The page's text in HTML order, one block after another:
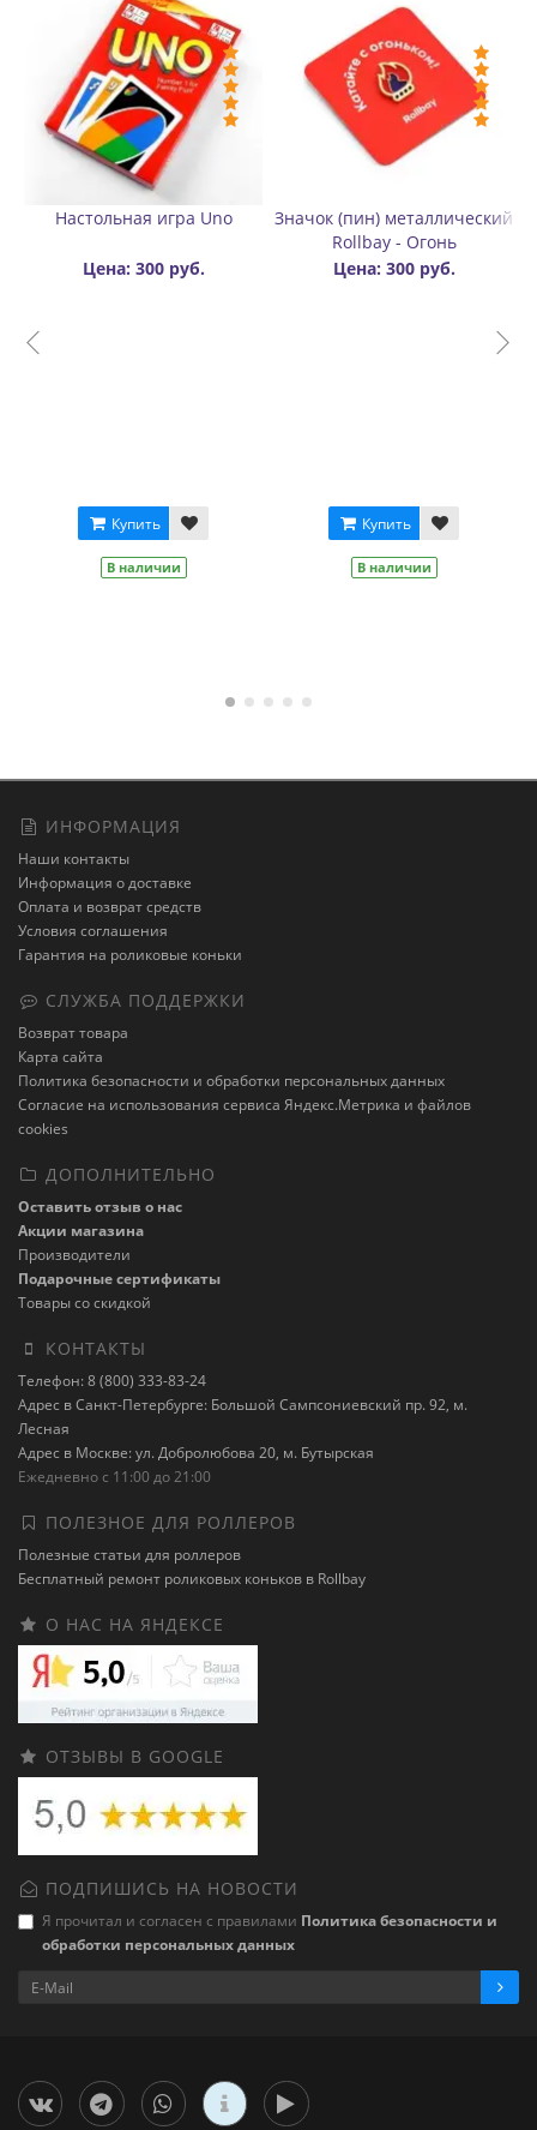
(пин) металлический
Цена: 300 руб.
Купить
В наличии
Значок (пин) металлический
Rollbay
Цена: 300 руб.
Купить
В наличии
ИНФОРМАЦИЯ
Наши контакты
Информация о доставке
Оплата и возврат средств
Условия соглашения
Гарантия на роликовые коньки
СЛУЖБА ПОДДЕРЖКИ
Возврат товара
Карта сайта
Политика безопасности и обработки персональных данных
Cогласие на использования сервиса Яндекс.Метрика и файлов
cookies
ДОПОЛНИТЕЛЬНО
Оставить отзыв о нас
Акции магазина
Производители
Подарочные сертификаты
Товары со скидкой
КОНТАКТЫ
Телефон: 8 (800) 333-83-24
Адрес в Санкт-Петербурге: Большой Сампсониевский пр. 92, м.
Лесная
Адрес в Москве: ул. Добролюбова 20, м. Бутырская
Ежедневно с 11:00 до 21:00
ПОЛЕЗНОЕ ДЛЯ РОЛЛЕРОВ
Полезные статьи для роллеров
Бесплатный ремонт роликовых коньков в Rollbay
О НАС НА ЯНДЕКСЕ
ОТЗЫВЫ В GOOGLE
ПОДПИШИСЬ НА НОВОСТИ
Я прочитал и согласен с правилами Политика безопасности и
обработки персональных данных